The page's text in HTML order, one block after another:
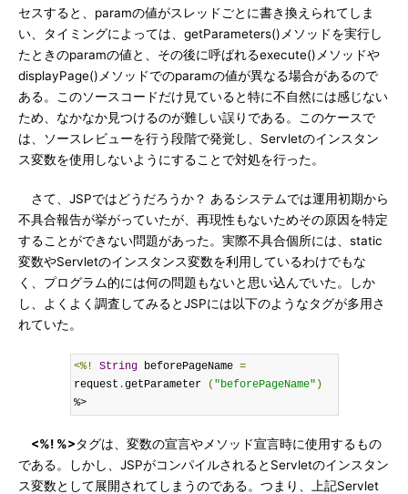
セスすると、paramの値がスレッドごとに書き換えられてしま
い、タイミングによっては、getParameters()メソッドを実行し
たときのparamの値と、その後に呼ばれるexecute()メソッドや
displayPage()メソッドでのparamの値が異なる場合があるので
ある。このソースコードだけ見ていると特に不自然には感じない
ため、なかなか見つけるのが難しい誤りである。このケースで
は、ソースレビューを行う段階で発覚し、Servletのインスタン
ス変数を使用しないようにすることで対処を行った。
さて、JSPではどうだろうか？ あるシステムでは運用初期から
不具合報告が挙がっていたが、再現性もないためその原因を特定
することができない問題があった。実際不具合個所には、static
変数やServletのインスタンス変数を利用しているわけでもな
く、プログラム的には何の問題もないと思い込んでいた。しか
し、よくよく調査してみるとJSPには以下のようなタグが多用さ
れていた。
<%! String beforePageName =
request .getParameter ( "beforePageName" )
%>
<%! %>タグは、変数の宣言やメソッド宣言時に使用するもの
である。しかし、JSPがコンパイルされるとServletのインスタン
ス変数として展開されてしまうのである。つまり、上記Servlet